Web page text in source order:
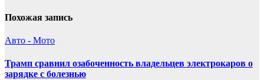
Похожая запись
Авто - Мото
Трамп сравнил озабоченность владельцев электрокаров о
зарядке с болезнью